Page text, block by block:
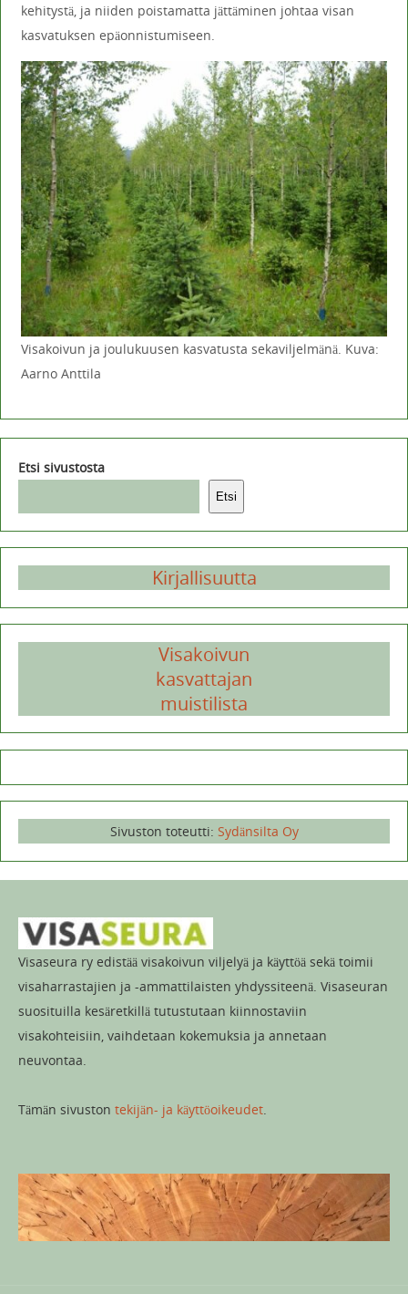
kehitystä, ja niiden poistamatta jättäminen johtaa visan
kasvatuksen epäonnistumiseen.
Visakoivun ja joulukuusen kasvatusta sekaviljelmänä. Kuva:
Aarno Anttila
Etsi sivustosta
Etsi
Kirjallisuutta
Visakoivun
kasvattajan
muistilista
Sivuston toteutti: Sydänsilta Oy
Visaseura ry edistää visakoivun viljelyä ja käyttöä sekä toimii
visaharrastajien ja -ammattilaisten yhdyssiteenä. Visaseuran
suosituilla kesäretkillä tutustutaan kiinnostaviin
visakohteisiin, vaihdetaan kokemuksia ja annetaan
neuvontaa.
Tämän sivuston tekijän- ja käyttöoikeudet.